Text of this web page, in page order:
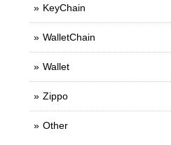
KeyChain
WalletChain
Wallet
Zippo
Other